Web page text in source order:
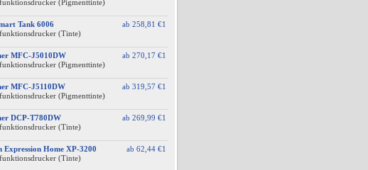
(Pigmenttinte)
ab 258,81 €1
Tank 6006
(Tinte)
ab 270,17 €1
MFC-J5010DW
(Pigmenttinte)
ab 319,57 €1
MFC-J5110DW
(Pigmenttinte)
ab 269,99 €1
DCP-T780DW
(Tinte)
ab 62,44 €1
Expression Home XP-3200
(Tinte)